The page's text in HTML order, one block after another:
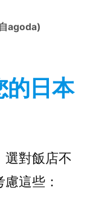
agoda)
的日本
選對飯店不
這些：